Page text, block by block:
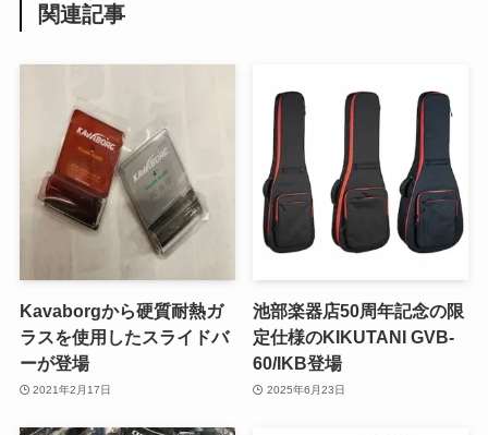
関連記事
Kavaborgから硬質耐熱ガ
ラスを使用したスライドバ
ーが登場
2021年2月17日
池部楽器店50周年記念の限
定仕様のKIKUTANI GVB-
60/IKB登場
2025年6月23日